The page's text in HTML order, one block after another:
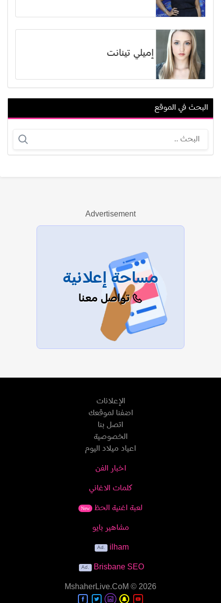
إميلي تينانت
ميسي دوتي
عرض الكل
البحث في الموقع
Advertisement
مساحة إعلانية
تواصل معنا
الإعلانات
اضفنا لموقعك
اتصل بنا
الخصوصية
اعياد ميلاد اليوم
اخبار الفن
كلمات الاغاني
لعبة اغنية الحظ New
مشاهير بايو
ilham
Brisbane SEO
MshaherLive.CoM © 2026